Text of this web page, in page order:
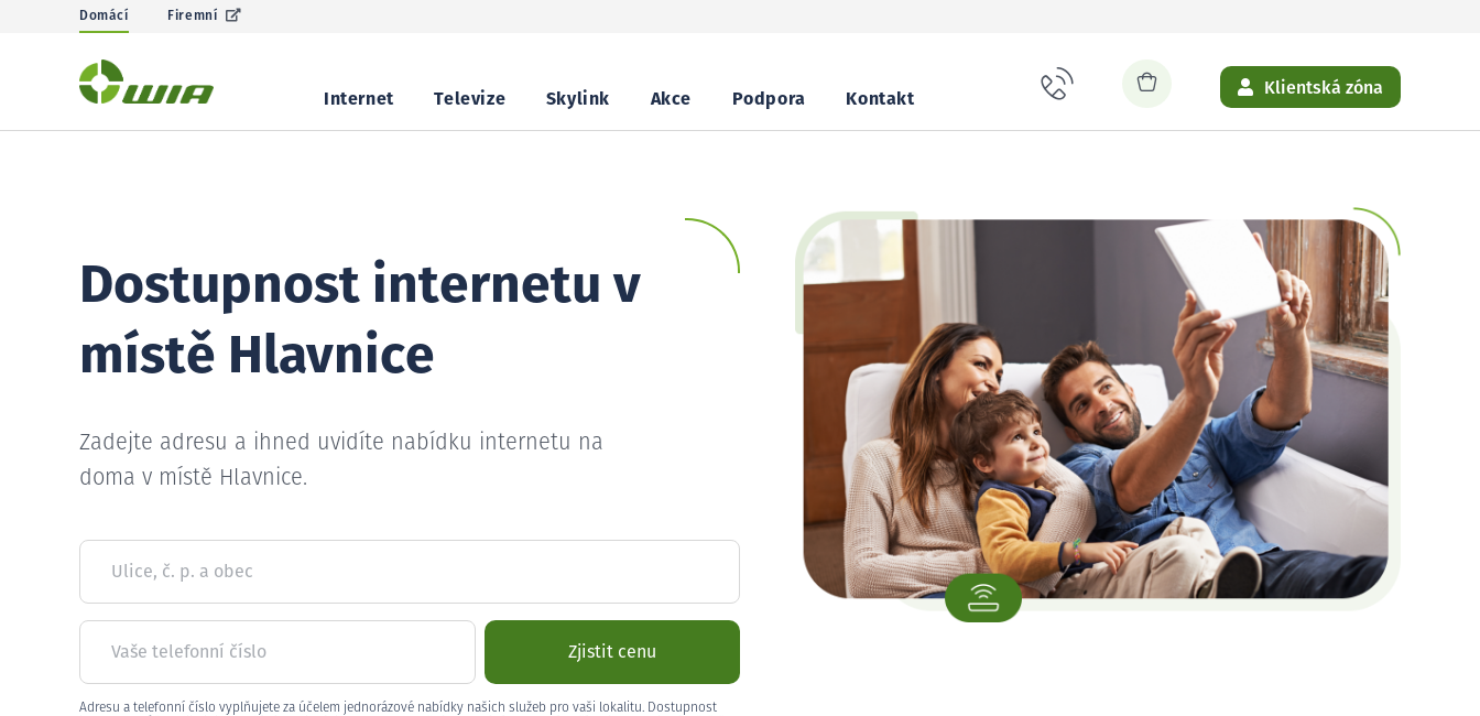
Domácí Firemní
Internet Televize Skylink Akce Podpora Kontakt
Klientská zóna
Dostupnost internetu v
místě Hlavnice
Zadejte adresu a ihned uvidíte nabídku internetu na
doma v místě Hlavnice.
Ulice, č. p. a obec
Vaše telefonní číslo Zjistit cenu
Adresu a telefonní číslo vyplňujete za účelem jednorázové nabídky našich služeb pro vaši lokalitu. Dostupnost